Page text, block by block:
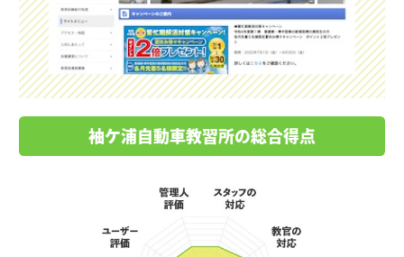
袖ケ浦自動車教習所の総合得点